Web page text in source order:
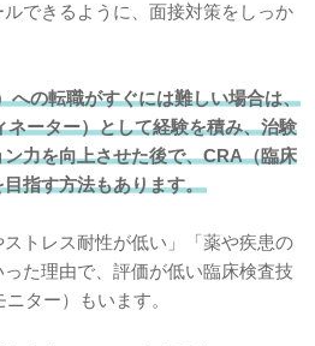
できるように、面接対策をしっか
への転職がすぐには難しい場合は、
ーター）として経験を積み、治験
力を向上させた後で、CRA（臨床
指す方法もあります。
ストレス耐性が低い」「薬や疾患の
た理由で、評価が低い臨床検査技
ター）もいます。